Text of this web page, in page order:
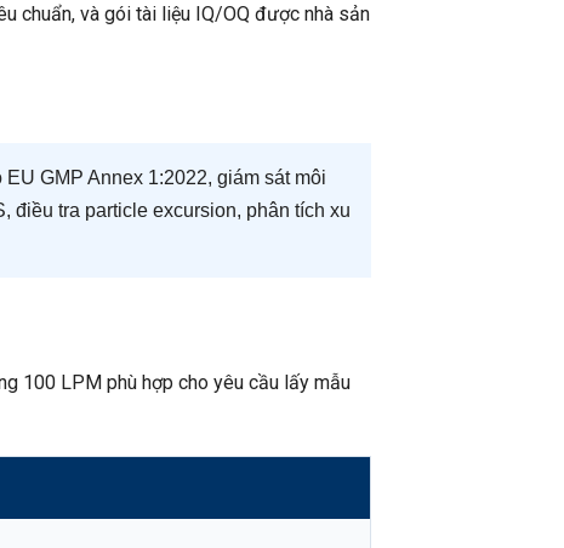
chuẩn, và gói tài liệu IQ/OQ được nhà sản
GMP Annex 1:2022, giám sát môi
điều tra particle excursion, phân tích xu
100 LPM phù hợp cho yêu cầu lấy mẫu